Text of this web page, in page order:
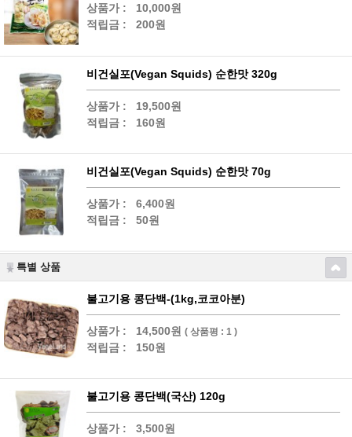
상품가 :
10,000원
적립금 :
200원
비건실포(Vegan Squids) 순한맛 320g
상품가 :
19,500원
적립금 :
160원
비건실포(Vegan Squids) 순한맛 70g
상품가 :
6,400원
적립금 :
50원
특별 상품
불고기용 콩단백-(1kg,코코아분)
상품가 : 14,500원 ( 상품평 : 1 )
적립금 : 150원
불고기용 콩단백(국산) 120g
상품가 :
3,500원